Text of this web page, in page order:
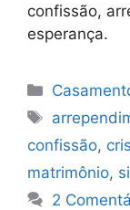
confissão,
esperança.
Categorias
Tags
confissão,
matrimônio,
2